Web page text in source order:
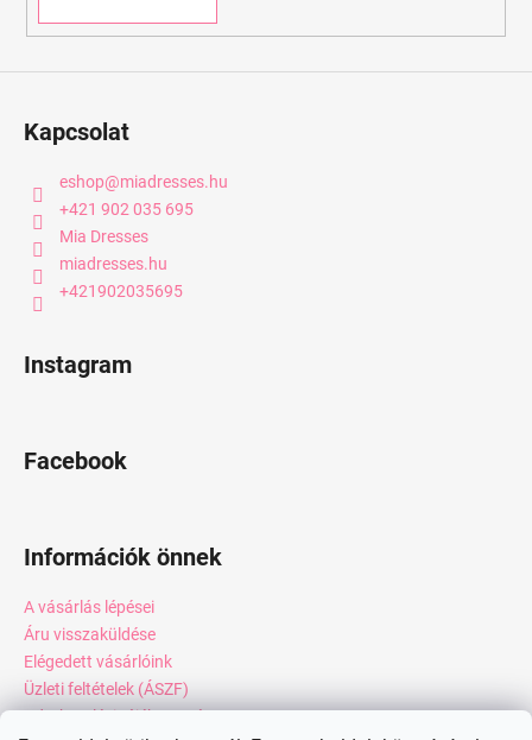
Kapcsolat
eshop@miadresses.hu
+421 902 035 695
Mia Dresses
miadresses.hu
+421902035695
Instagram
Facebook
Információk önnek
A vásárlás lépései
Áru visszaküldése
Elégedett vásárlóink
Üzleti feltételek (ÁSZF)
Adatkezelési tájékoztató